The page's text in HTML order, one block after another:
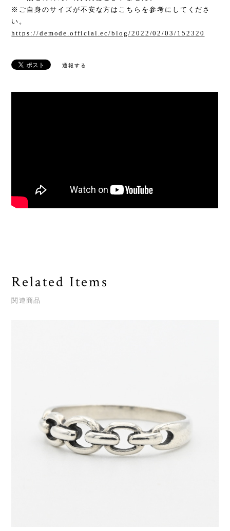
※ご自身のサイズが不安な方はこちらを参考にしてくださ
い。
https://demode.official.ec/blog/2022/02/03/152320
通報する
Related Items
関連商品